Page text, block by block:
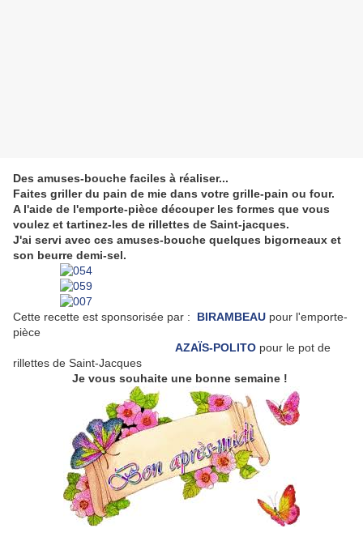
Des amuses-bouche faciles à réaliser...
Faites griller du pain de mie dans votre grille-pain ou four.
A l'aide de l'emporte-pièce découper les formes que vous
voulez et tartinez-les de rillettes de Saint-jacques.
J'ai servi avec ces amuses-bouche quelques bigorneaux et
son beurre demi-sel.
Cette recette est sponsorisée par : BIRAMBEAU pour l'emporte-
pièce
AZAÏS-POLITO pour le pot de
rillettes de Saint-Jacques
Je vous souhaite une bonne semaine !